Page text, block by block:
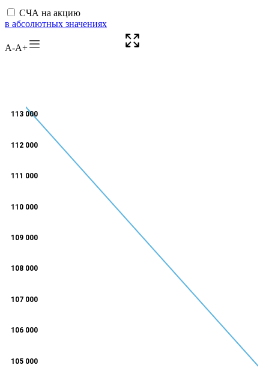
СЧА на акцию
в абсолютных значениях
A-A+
105 000
106 000
107 000
108 000
109 000
110 000
111 000
112 000
113 000